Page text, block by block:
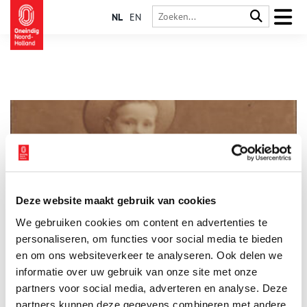
Deze website maakt gebruik van cookies
We gebruiken cookies om content en advertenties te
personaliseren, om functies voor social media te bieden
en om ons websiteverkeer te analyseren. Ook delen we
informatie over uw gebruik van onze site met onze
partners voor social media, adverteren en analyse. Deze
partners kunnen deze gegevens combineren met andere
NL EN
Op oude foto’s zijn jonge kinderen vaak gekleed in een
matrozenpakje. Zij staan geposeerd voor een geschilderde
achtergrond in een fotostudio. De meesten kijken serieus,
verveeld, dromerig en een enkele keer vrolijk in de camera. Zou
de fotograaf zo zijn best hebben gedaan voor dit mooie
plaatje of is het dankzij de trotse moeder die erachter staat?
Het matrozenpakje was namelijk hét ensemble bij uitstek dat